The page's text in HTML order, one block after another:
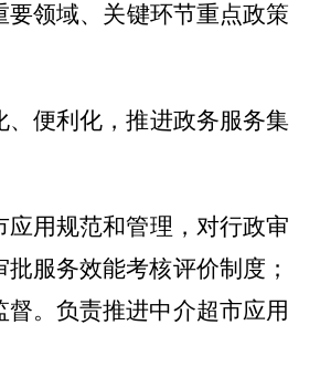
领域、关键环节重点政策
便利化，推进政务服务集
用规范和管理，对行政审
服务效能考核评价制度；
督。负责推进中介超市应用